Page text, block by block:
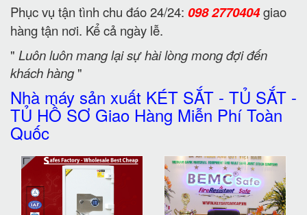
Phục vụ tận tình chu đáo 24/24: 098 2770404giao
hàng tận nơi. Kể cả ngày lễ.
" Luôn luôn mang lại sự hài lòng mong đợi đến
khách hàng"
Nhà máy sản xuất KÉT SẮT - TỦ SẮT -
TỦ HỒ SƠ Giao Hàng Miễn Phí Toàn
Quốc